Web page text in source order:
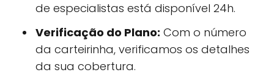
de especialistas está disponível 24h.
Verificação do Plano: Com o número
da carteirinha, verificamos os detalhes
da sua cobertura.